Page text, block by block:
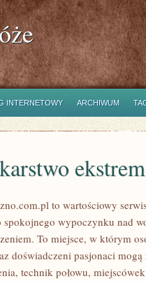
INTERNETOWY ARCHIWUM
to wartościowy
spokojnego wypoczynku nad
To miejsce, w którym
doświadczeni pasjonaci mogą
technik połowu,